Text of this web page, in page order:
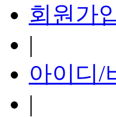
회원가
|
아이디/
|